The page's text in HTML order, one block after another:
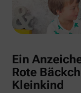
Ein
Rote
Kleinkind